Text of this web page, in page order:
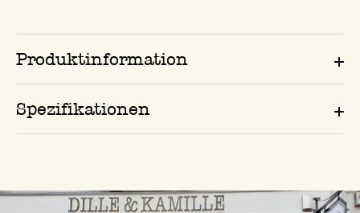
Produktinformation
Spezifikationen